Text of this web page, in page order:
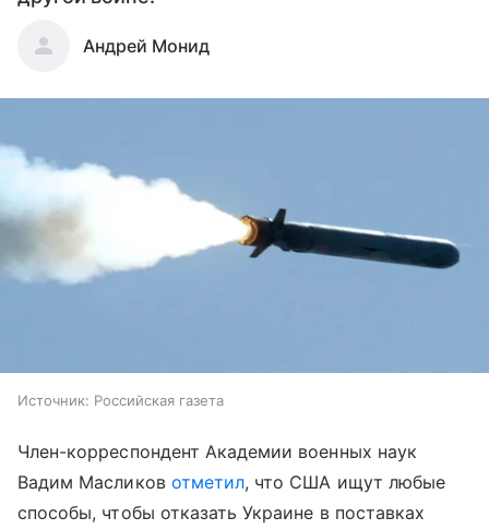
Андрей Монид
Источник: Российская газета
Член-корреспондент Академии военных наук
Вадим Масликов отметил, что США ищут любые
способы, чтобы отказать Украине в поставках